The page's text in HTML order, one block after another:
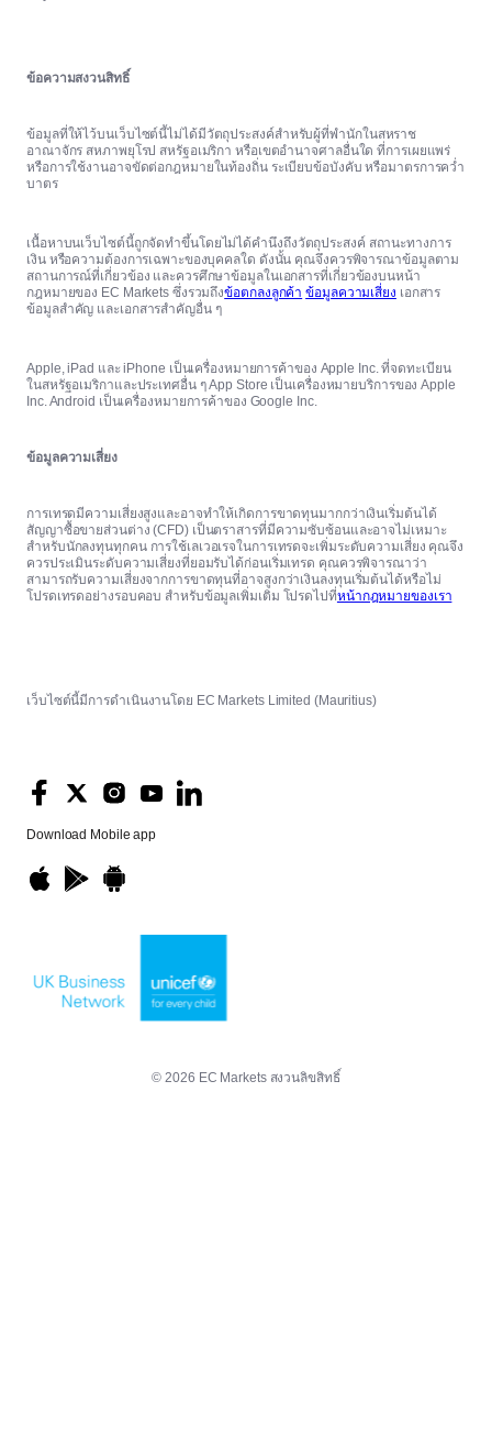
ข้อความสงวนสิทธิ์
ข้อมูลที่ให้ไว้บนเว็บไซต์นี้ไม่ได้มีวัตถุประสงค์สำหรับผู้ที่พำนักในสหราช
อาณาจักร สหภาพยุโรป สหรัฐอเมริกา หรือเขตอำนาจศาลอื่นใด ที่การเผยแพร่
หรือการใช้งานอาจขัดต่อกฎหมายในท้องถิ่น ระเบียบข้อบังคับ หรือมาตรการคว่ำ
บาตร
เนื้อหาบนเว็บไซต์นี้ถูกจัดทำขึ้นโดยไม่ได้คำนึงถึงวัตถุประสงค์ สถานะทางการ
เงิน หรือความต้องการเฉพาะของบุคคลใด ดังนั้น คุณจึงควรพิจารณาข้อมูลตาม
สถานการณ์ที่เกี่ยวข้อง และควรศึกษาข้อมูลในเอกสารที่เกี่ยวข้องบนหน้า
กฎหมายของ EC Markets ซึ่งรวมถึงข้อตกลงลูกค้า ข้อมูลความเสี่ยง เอกสาร
ข้อมูลสำคัญ และเอกสารสำคัญอื่น ๆ
Apple, iPad และ iPhone เป็นเครื่องหมายการค้าของ Apple Inc. ที่จดทะเบียน
ในสหรัฐอเมริกาและประเทศอื่น ๆ App Store เป็นเครื่องหมายบริการของ Apple
Inc. Android เป็นเครื่องหมายการค้าของ Google Inc.
ข้อมูลความเสี่ยง
การเทรดมีความเสี่ยงสูงและอาจทำให้เกิดการขาดทุนมากกว่าเงินเริ่มต้นได้
สัญญาซื้อขายส่วนต่าง (CFD) เป็นตราสารที่มีความซับซ้อนและอาจไม่เหมาะ
สำหรับนักลงทุนทุกคน การใช้เลเวอเรจในการเทรดจะเพิ่มระดับความเสี่ยง คุณจึง
ควรประเมินระดับความเสี่ยงที่ยอมรับได้ก่อนเริ่มเทรด คุณควรพิจารณาว่า
สามารถรับความเสี่ยงจากการขาดทุนที่อาจสูงกว่าเงินลงทุนเริ่มต้นได้หรือไม่
โปรดเทรดอย่างรอบคอบ สำหรับข้อมูลเพิ่มเติม โปรดไปที่หน้ากฎหมายของเรา
Download Mobile app
เว็บไซต์นี้มีการดำเนินงานโดย EC Markets Limited (Mauritius)
© 2026 EC Markets สงวนลิขสิทธิ์